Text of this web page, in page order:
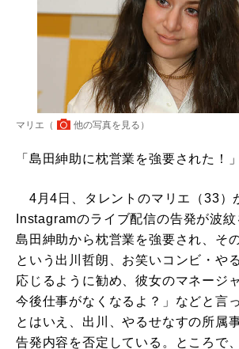
マリエ（ 他の写真を見る ）
「島田紳助に枕営業を強要された！」
4月4日、タレントのマリエ（33）
Instagramのライブ配信の告発が波紋
島田紳助から枕営業を強要され、そ
という出川哲朗、お笑いコンビ・や
応じるように勧め、彼女のマネージ
今後仕事がなくなるよ？」などと言
とはいえ、出川、やるせなすの所属
告発内容を否定している。ところで